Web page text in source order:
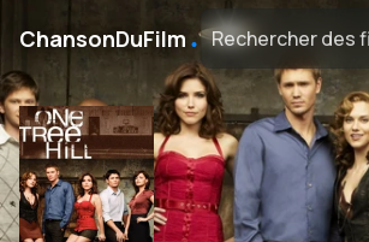
ChansonDuFilm ․